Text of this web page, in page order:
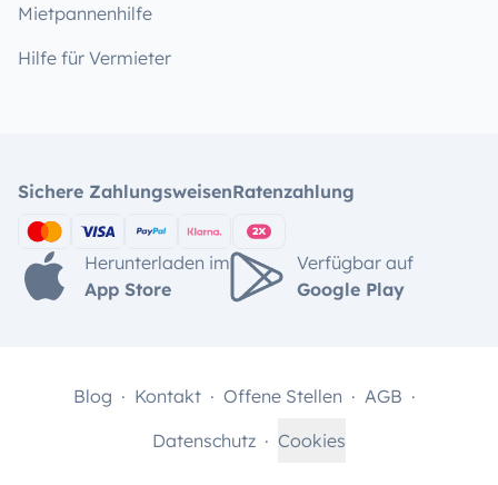
Mietpannenhilfe
Hilfe für Vermieter
Sichere ZahlungsweisenRatenzahlung
Herunterladen im
App Store
Verfügbar auf
Google Play
Blog Kontakt Offene Stellen
AGB
Datenschutz
Cookies